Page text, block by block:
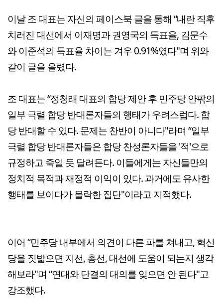
이날 조 대표는 자신의 페이스북 글을 통해 “내란 직후
치러진 대선에서 이재명과 권영국의 득표율, 김문수
와 이준석의 득표율 차이는 겨우 0.91%였다"며 위와
같이 글을 올렸다.
조 대표는 “정청래 대표의 합당 제안 후 민주당 안팎의
일부 극렬 합당 반대론자들의 행태가 우려스럽다. 합
당 반대할 수 있다. 문제는 찬반이 아니다"라며 “일부
극렬 합당 반대론자들은 합당 찬성론자들을 '적'으로
규정하고 죽일 듯 달려든다. 이들에게는 자신들만의
정치적 목적과 재정적 이익이 있다. 과거에도 유사한
행태를 보이다가 몰락한 집단"이라고 지적했다.
이어 “민주당 내부에서 의견이 다른 파를 쳐내고, 혁신
당을 짓밟으면 지선, 총선, 대선에 도움이 되는지 생각
해보라"며 “연대와 단결의 대의를 잊으면 안 된다"고
강조했다.